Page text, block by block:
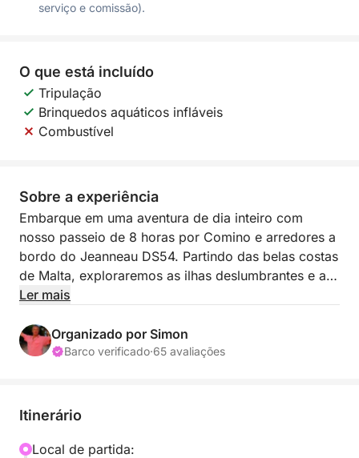
serviço e comissão).
O que está incluído
Tripulação
Brinquedos aquáticos infláveis
Combustível
Sobre a experiência
Embarque em uma aventura de dia inteiro com
nosso passeio de 8 horas por Comino e arredores a
bordo do Jeanneau DS54. Partindo das belas costas
de Malta, exploraremos as ilhas deslumbrantes e as
águas cristalinas de Comino. Nossa jornada nos
importância histórica, antes de seguirmos para a
Baía de Armier, onde você poderá relaxar e apreciar
seguida pela famosa Baía de Mellieħa, conhecida
Ler mais
Organizado por Simon
Barco verificado·65 avaliações
Itinerário
Local de partida: